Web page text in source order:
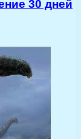
30 дней